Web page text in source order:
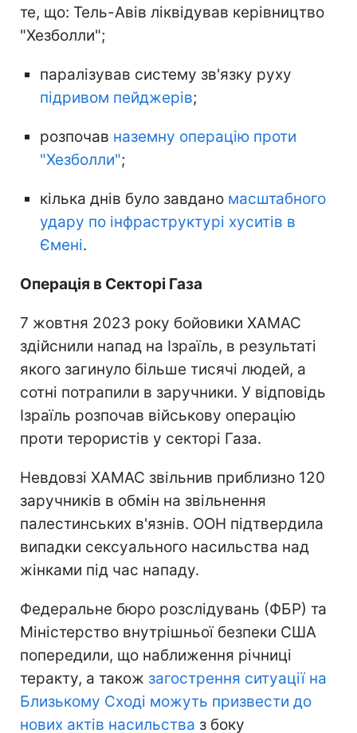
те, що: Тель-Авів ліквідував керівництво
"Хезболли";
паралізував систему зв'язку руху
підривом пейджерів;
розпочав наземну операцію проти
"Хезболли";
кілька днів було завдано масштабного
удару по інфраструктурі хуситів в
Ємені.
Операція в Секторі Газа
7 жовтня 2023 року бойовики ХАМАС
здійснили напад на Ізраїль, в результаті
якого загинуло більше тисячі людей, а
сотні потрапили в заручники. У відповідь
Ізраїль розпочав військову операцію
проти терористів у секторі Газа.
Невдовзі ХАМАС звільнив приблизно 120
заручників в обмін на звільнення
палестинських в'язнів. ООН підтвердила
випадки сексуального насильства над
жінками під час нападу.
Федеральне бюро розслідувань (ФБР) та
Міністерство внутрішньої безпеки США
попередили, що наближення річниці
теракту, а також загострення ситуації на
Близькому Сході можуть призвести до
нових актів насильства з боку